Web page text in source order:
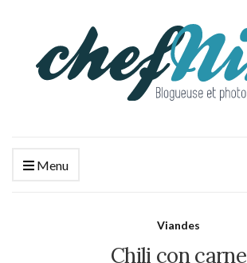
Menu
Viandes
Chili con carne